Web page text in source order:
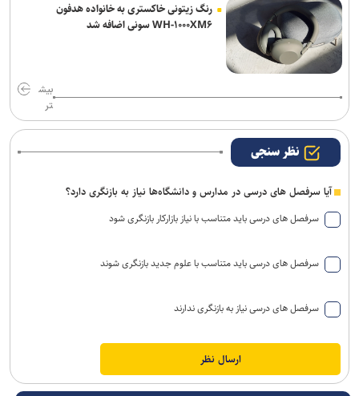
رنگ زیتونی خاکستری به خانواده هدفون
WH-۱۰۰۰XM۶ سونی اضافه شد
بیش
تر
نظر سنجی
آیا سرفصل های درسی در مدارس و دانشگاه‌ها نیاز به بازنگری دارد؟
سرفصل های درسی باید متناسب با نیاز بازارکار بازنگری شود
سرفصل های درسی باید متناسب با علوم جدید بازنگری شوند
سرفصل های درسی نیاز به بازنگری ندارند